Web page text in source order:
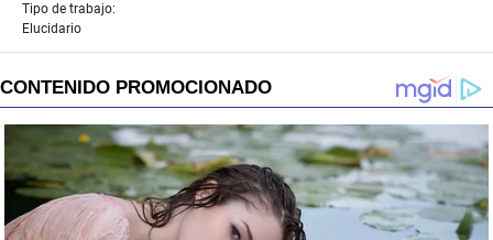
Tipo de trabajo:
Elucidario